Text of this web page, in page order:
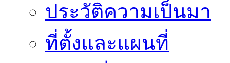
ประวัติความเป็นมา
ที่ตั้งและแผนที่